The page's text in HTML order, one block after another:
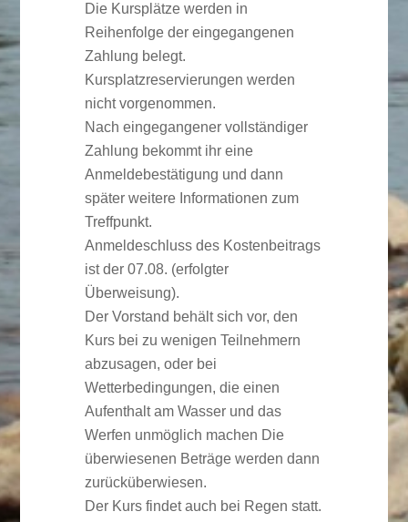
Die Kursplätze werden in
Reihenfolge der eingegangenen
Zahlung belegt.
Kursplatzreservierungen werden
nicht vorgenommen.
Nach eingegangener vollständiger
Zahlung bekommt ihr eine
Anmeldebestätigung und dann
später weitere Informationen zum
Treffpunkt.
Anmeldeschluss des Kostenbeitrags
ist der 07.08. (erfolgter
Überweisung).
Der Vorstand behält sich vor, den
Kurs bei zu wenigen Teilnehmern
abzusagen, oder bei
Wetterbedingungen, die einen
Aufenthalt am Wasser und das
Werfen unmöglich machen Die
überwiesenen Beträge werden dann
zurücküberwiesen.
Der Kurs findet auch bei Regen statt.